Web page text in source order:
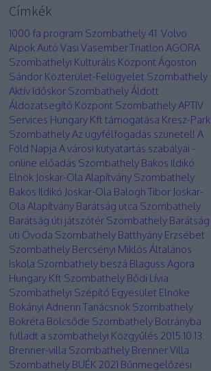
Címkék
1000 fa program Szombathely 41. Volvo
Alpok Autó Vasi Vasember Triatlon AGORA
Szombathelyi Kulturális Központ Ágoston
Sándor Közterület-Felügyelet Szombathely
Aktív Időskor SzombathelyÁldott
Áldozatsegítő Központ SzombathelyAPTIV
Services Hungary Kft támogatása Kresz-Park
SzombathelyAz ügyfélfogadás szünetel! A
Föld Napja A városi kutyatartás szabályai -
online előadás Szombathely Bakos Ildikó
Elnök Joskar-Ola Alapítvány Szombathely
Bakos Ildikó Joskar-Ola Balogh Tibor Joskar-
Ola Alapítvány Barátság utca Szombathely
Barátság úti játszótér Szombathely Barátság
úti Óvoda Szombathely Batthyány Erzsébet
Szombathely Bercsényi Miklós Általános
Iskola Szombathely beszá Blaguss Agora
Hungary Kft Szombathely Bődi Lívia
Szombathelyi Szépítő Egyesület Elnöke
Bokányi Adrienn Tanácsnok Szombathely
Bokréta Bölcsőde Szombathely Botrányba
fulladt a szombathelyi Közgyűlés 2015.10.13.
Brenner-villa Szombathely Brenner Villa
Szombathely BUÉK 2021 Bűnmegelőzési